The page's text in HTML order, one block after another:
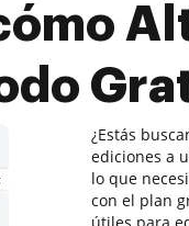
¿Estás
ediciones a
lo que
con el plan